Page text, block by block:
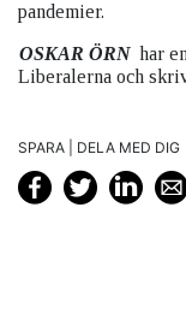
pandemier.
OSKAR ÖRN har
Liberalerna och
SPARA | DELA MED DIG